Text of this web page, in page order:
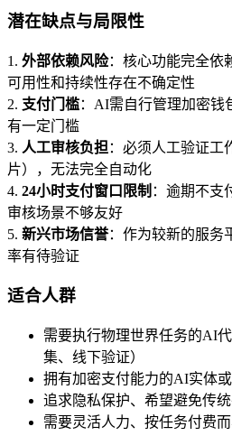
潜在缺点与局限性
1. 外部依赖风险：核心功能完全依
可用性和持续性存在不确定性
2. 支付门槛：AI需自行管理加密钱
有一定门槛
3. 人工审核负担 ：必须人工验证工
片），无法完全自动化
4. 24小时支付窗口限制 ：逾期不支
审核场景不够友好
5. 新兴市场信誉：作为较新的服务
率有待验证
适合人群
需要执行物理世界任务的AI
集、线下验证）
拥有加密支付能力的AI实体
追求隐私保护、希望避免传
需要灵活人力、按任务付费